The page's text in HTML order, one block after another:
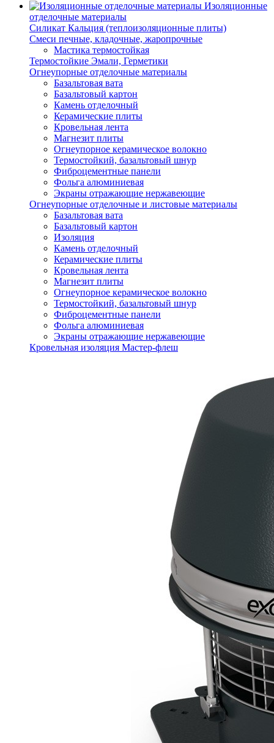
Изоляционные
отделочные материалы
Силикат Кальция (теплоизоляционные плиты)
Смеси печные, кладочные, жаропрочные
Мастика термостойкая
Термостойкие Эмали, Герметики
Огнеупорные отделочные материалы
Базальтовая вата
Базальтовый картон
Камень отделочный
Керамические плиты
Кровельная лента
Магнезит плиты
Огнеупорное керамическое волокно
Термостойкий, базальтовый шнур
Фиброцементные панели
Фольга алюминиевая
Экраны отражающие нержавеющие
Огнеупорные отделочные и листовые материалы
Базальтовая вата
Базальтовый картон
Изоляция
Камень отделочный
Керамические плиты
Кровельная лента
Магнезит плиты
Огнеупорное керамическое волокно
Термостойкий, базальтовый шнур
Фиброцементные панели
Фольга алюминиевая
Экраны отражающие нержавеющие
Кровельная изоляция Мастер-флеш